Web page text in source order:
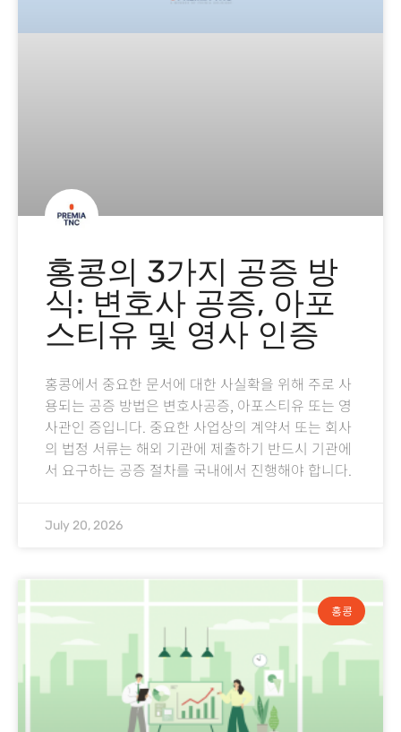
홍콩의 3가지 공증 방
식: 변호사 공증, 아포
스티유 및 영사 인증
홍콩에서 중요한 문서에 대한 사실확을 위해 주로 사
용되는 공증 방법은 변호사공증, 아포스티유 또는 영
사관인 증입니다. 중요한 사업상의 계약서 또는 회사
의 법정 서류는 해외 기관에 제출하기 반드시 기관에
서 요구하는 공증 절차를 국내에서 진행해야 합니다.
July 20, 2026
홍콩